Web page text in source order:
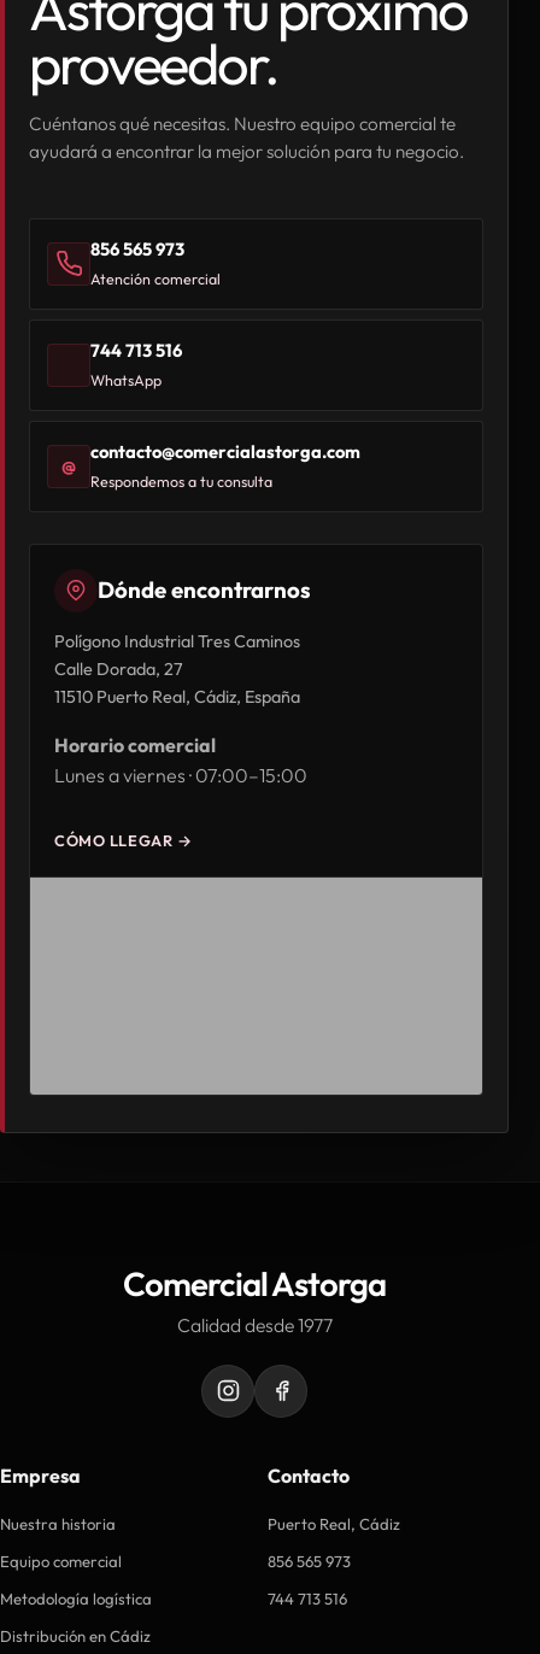
proveedor.
Cuéntanos qué necesitas. Nuestro equipo comercial te
ayudará a encontrar la mejor solución para tu negocio.
856 565 973
Atención comercial
744 713 516
WhatsApp
@
contacto@comercialastorga.com
Respondemos a tu consulta
Dónde encontrarnos
Polígono Industrial Tres Caminos
Calle Dorada, 27
11510 Puerto Real, Cádiz, España
Horario comercial
Lunes a viernes · 07:00–15:00
CÓMO LLEGAR →
Comercial Astorga
Calidad desde 1977
Empresa
Nuestra historia
Equipo comercial
Metodología logística
Distribución en Cádiz
Contacto
Puerto Real, Cádiz
856 565 973
744 713 516